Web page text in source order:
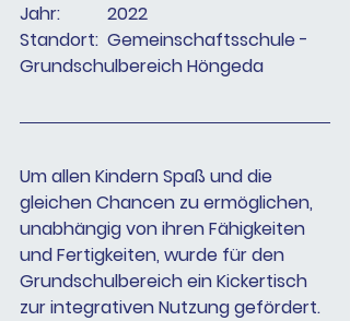
Jahr:		2022
Standort:	Gemeinschaftsschule -
Grundschulbereich Höngeda
Um allen Kindern Spaß und die
gleichen Chancen zu ermöglichen,
unabhängig von ihren Fähigkeiten
und Fertigkeiten, wurde für den
Grundschulbereich ein Kickertisch
zur integrativen Nutzung gefördert.